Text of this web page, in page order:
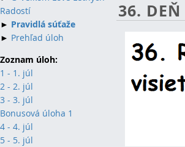
Radostí
► Pravidlá súťaže
► Prehľad úloh
Zoznam úloh:
1 - 1. júl
2 - 2. júl
3 - 3. júl
Bonusová úloha 1
4 - 4. júl
5 - 5. júl
36. DEŇ